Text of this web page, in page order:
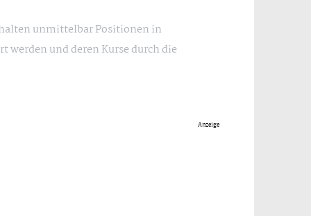
unmittelbar Positionen in
und deren Kurse durch die
Anzeige